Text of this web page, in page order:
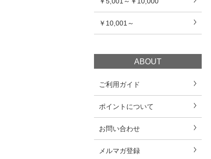
￥10,001～
ABOUT
ご利用ガイド
ポイントについて
お問い合わせ
メルマガ登録